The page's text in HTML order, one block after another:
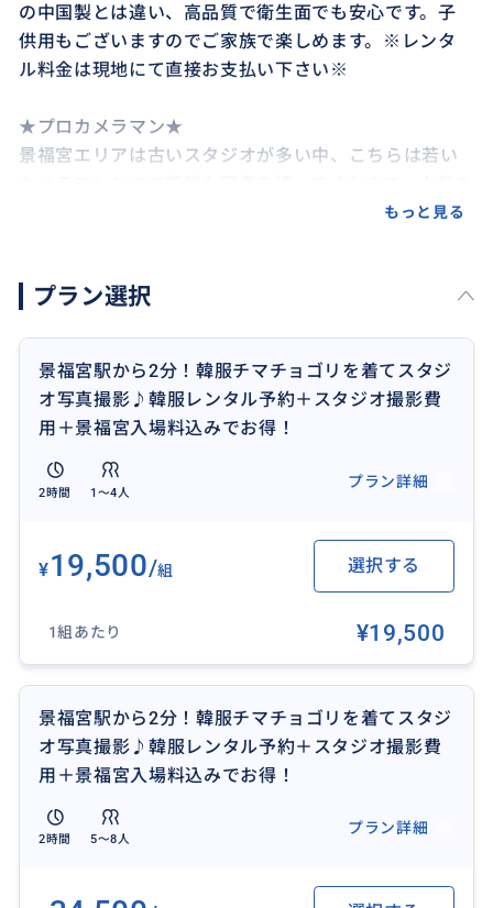
の中国製とは違い、高品質で衛生面でも安心です。子
供用もございますのでご家族で楽しめます。※レンタ
ル料金は現地にて直接お支払い下さい※
★プロカメラマン★
景福宮エリアは古いスタジオが多い中、こちらは若い
カメラマンのため、早めのご予約が必須です！
韓服をレンタルされたお客様は景福宮への入場料を無
#韓国 #チマチョゴリ #スタジオ写真撮影 #カメラマン
#韓服レンタル #景福宮 #家族写真 #チマチョゴリレン
タル #韓国写真撮影 #ソウル旅行
もっと見る
プラン選択
景福宮駅から2分！韓服チマチョゴリを着てスタジ
オ写真撮影♪韓服レンタル予約＋スタジオ撮影費
用＋景福宮入場料込みでお得！
2時間 1〜4人
プラン詳細
¥19,500/組 選択する
1組あたり ¥19,500
景福宮駅から2分！韓服チマチョゴリを着てスタジ
オ写真撮影♪韓服レンタル予約＋スタジオ撮影費
用＋景福宮入場料込みでお得！
2時間 5〜8人
プラン詳細